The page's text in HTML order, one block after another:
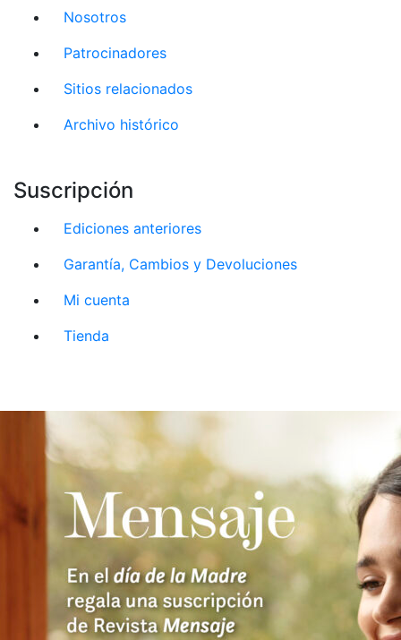
Nosotros
Patrocinadores
Sitios relacionados
Archivo histórico
Suscripción
Ediciones anteriores
Garantía, Cambios y Devoluciones
Mi cuenta
Tienda